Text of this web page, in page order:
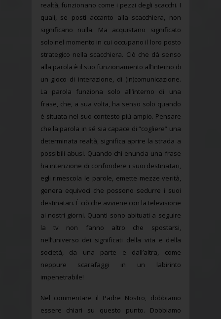
realtà, funzionano come i pezzi degli scacchi. I
quali, se posti accanto alla scacchiera, non
significano nulla. Ma acquistano significato
solo nel momento in cui occupano il loro posto
strategico nella scacchiera. Ciò che dà senso
alla parola è il suo funzionamento all’interno di
un gioco di interazione, di (in)comunicazione.
La parola funziona solo all’interno di una
frase, che, a sua volta, ha senso solo quando
è situata nel suo contesto più ampio. Pensare
che la parola in sé sia capace di “cogliere” una
determinata realtà, significa aprire la strada a
possibili abusi. Quando chi enuncia una frase
ha intenzione di confondere i suoi destinatari,
egli rimescola le parole, emette mezze verità,
genera equivoci che possono sedurre i suoi
destinatari. È ciò che avviene con la televisione
ai nostri giorni. Quanti sono abituati a seguire
la tv non fanno altro che spostarsi,
nell’universo dei significati della vita e della
società, da una parte e dall’altra, come
neppure scarafaggi in un labirinto
impenetrabile!
Nel commentare il Padre Nostro, dobbiamo
essere chiari su questo punto. Dobbiamo